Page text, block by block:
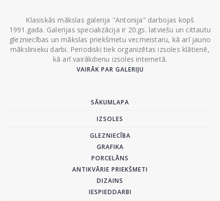
Klasiskās mākslas galerija "Antonija" darbojas kopš
1991.gada. Galerijas specializācija ir 20.gs. latviešu un cittautu
glezniecības un mākslas priekšmetu vecmeistaru, kā arī jauno
mākslinieku darbi. Periodiski tiek organizētas izsoles klātienē,
kā arī vairākdienu izsoles internetā.
VAIRĀK PAR GALERIJU
SĀKUMLAPA
IZSOLES
GLEZNIECĪBA
GRAFIKA
PORCELĀNS
ANTIKVĀRIE PRIEKŠMETI
DIZAINS
IESPIEDDARBI